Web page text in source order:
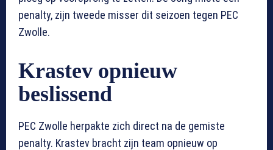
penalty, zijn tweede misser dit seizoen tegen PEC
Zwolle.
Krastev opnieuw
beslissend
PEC Zwolle herpakte zich direct na de gemiste
penalty. Krastev bracht zijn team opnieuw op